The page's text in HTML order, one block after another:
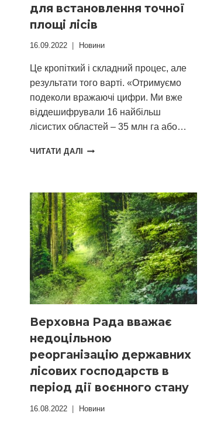
для встановлення точної
площі лісів
16.09.2022 Новини
Це кропіткий і складний процес, але
результати того варті. «Отримуємо
подеколи вражаючі цифри. Ми вже
віддешифрували 16 найбільш
лісистих областей – 35 млн га або…
ЧИТАТИ ДАЛІ
ТРИВАЄ
КОСМІЧНИХ
ЗНІМКІВ
ТЕРИТОРІЇ
УКРАЇНИ
ДЛЯ
ВСТАНОВЛЕННЯ
ТОЧНОЇ
ПЛОЩІ
ЛІСІВ
Верховна Рада вважає
недоцільною
реорганізацію державних
лісових господарств в
період дії воєнного стану
16.08.2022 Новини